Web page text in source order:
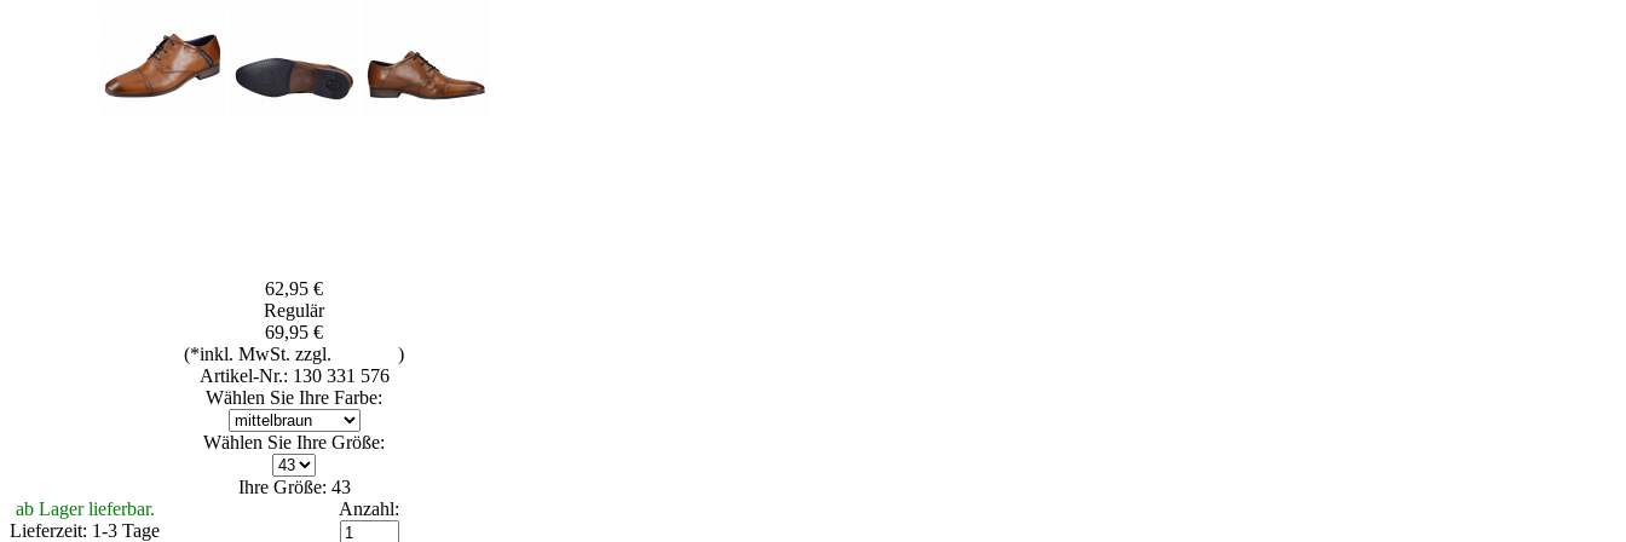
62,95 €
Regulär
69,95 €
(*inkl. MwSt. zzgl.
)
Artikel-Nr.: 130 331 576
Wählen Sie Ihre Farbe:
Wählen Sie Ihre Größe:
Ihre Größe: 43
ab Lager lieferbar.
Lieferzeit: 1-3 Tage
Anzahl: